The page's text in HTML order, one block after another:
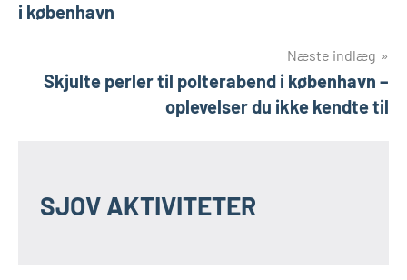
i københavn
Næste indlæg
Skjulte perler til polterabend i københavn –
oplevelser du ikke kendte til
SJOV AKTIVITETER